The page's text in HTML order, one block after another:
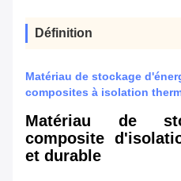
Définition
Matériau de stockage
composites à isolation
Matériau de
composite
et durable